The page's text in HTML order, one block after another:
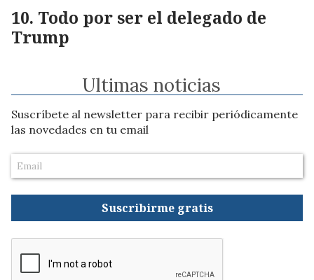
Todo por ser el delegado de
Trump
Ultimas noticias
Suscríbete al newsletter para recibir periódicamente
las novedades en tu email
Suscribirme gratis